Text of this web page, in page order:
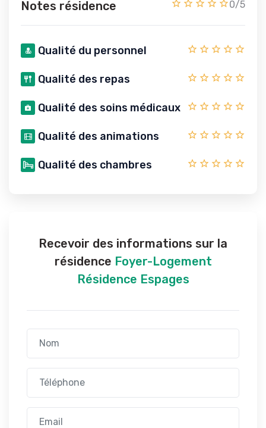
Notes résidence 0/5
Qualité du personnel
Qualité des repas
Qualité des soins médicaux
Qualité des animations
Qualité des chambres
Recevoir des informations sur la
résidence Foyer-Logement
Résidence Espages